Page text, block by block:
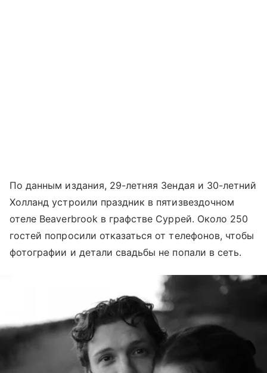
По данным издания, 29-летняя Зендая и 30-летний
Холланд устроили праздник в пятизвездочном
отеле Beaverbrook в графстве Суррей. Около 250
гостей попросили отказаться от телефонов, чтобы
фотографии и детали свадьбы не попали в сеть.